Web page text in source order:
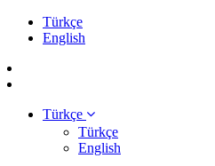
Türkçe
English
Türkçe
Türkçe
English